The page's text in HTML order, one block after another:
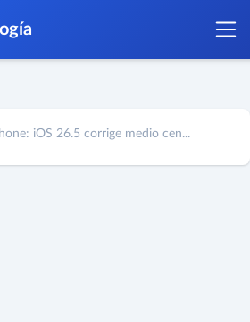
iOS 26.5 corrige medio cen...